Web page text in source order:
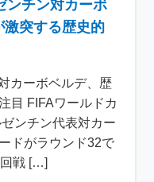
ンチン対カーボ
激突する歴史的
カーボベルデ、歴
目 FIFAワールドカ
ンチン代表対カー
ドがラウンド32で
戦 […]